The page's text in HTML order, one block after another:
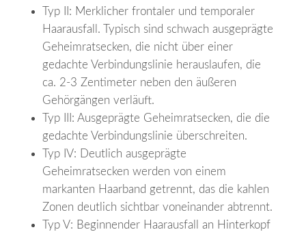
Typ II: Merklicher frontaler und temporaler
Haarausfall. Typisch sind schwach ausgeprägte
Geheimratsecken, die nicht über einer
gedachte Verbindungslinie herauslaufen, die
ca. 2-3 Zentimeter neben den äußeren
Gehörgängen verläuft.
Typ III: Ausgeprägte Geheimratsecken, die die
gedachte Verbindungslinie überschreiten.
Typ IV: Deutlich ausgeprägte
Geheimratsecken werden von einem
markanten Haarband getrennt, das die kahlen
Zonen deutlich sichtbar voneinander abtrennt.
Typ V: Beginnender Haarausfall an Hinterkopf